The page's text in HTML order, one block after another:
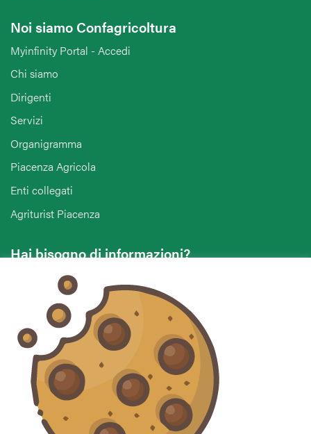
Noi siamo Confagricoltura
Myinfinity Portal - Accedi
Chi siamo
Dirigenti
Servizi
Organigramma
Piacenza Agricola
Enti collegati
Agriturist Piacenza
Hai bisogno di informazioni?
Vuoi contattarci per ricevere assistenza, lasciare un
commento o chiedere informazioni?
CONTATTACI
Seguici sui social